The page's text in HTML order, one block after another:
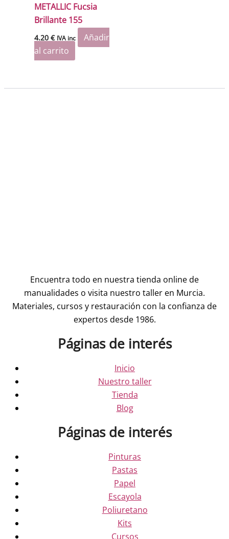
METALLIC Fucsia
Brillante 155
4.20€ IVA inc
Añadir
al carrito
Encuentra todo en nuestra tienda online de
manualidades o visita nuestro taller en Murcia.
Materiales, cursos y restauración con la confianza de
expertos desde 1986.
Páginas de interés
Inicio
Nuestro taller
Tienda
Blog
Páginas de interés
Pinturas
Pastas
Papel
Escayola
Poliuretano
Kits
Cursos